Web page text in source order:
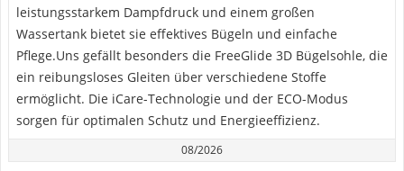
leistungsstarkem Dampfdruck und einem großen
Wassertank bietet sie effektives Bügeln und einfache
Pflege.Uns gefällt besonders die FreeGlide 3D Bügelsohle, die
ein reibungsloses Gleiten über verschiedene Stoffe
ermöglicht. Die iCare-Technologie und der ECO-Modus
sorgen für optimalen Schutz und Energieeffizienz.
08/2026